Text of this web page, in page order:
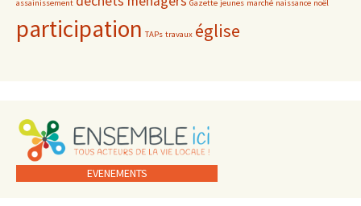
assainissement Gazette jeunes marché naissance noël
participation TAPs travaux église
EVENEMENTS